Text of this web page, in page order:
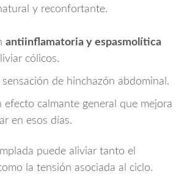
y reconfortante.
antiinflamatoria y espasmolítica
cólicos.
sensación de hinchazón abdominal.
efecto calmante general que mejora
en esos días.
puede aliviar tanto el
la tensión asociada al ciclo.